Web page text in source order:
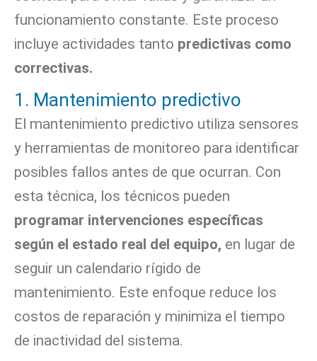
funcionamiento constante. Este proceso
incluye actividades tanto predictivas como
correctivas.
1. Mantenimiento predictivo
El mantenimiento predictivo utiliza sensores
y herramientas de monitoreo para identificar
posibles fallos antes de que ocurran. Con
esta técnica, los técnicos pueden
programar intervenciones específicas
según el estado real del equipo, en lugar de
seguir un calendario rígido de
mantenimiento. Este enfoque reduce los
costos de reparación y minimiza el tiempo
de inactividad del sistema.